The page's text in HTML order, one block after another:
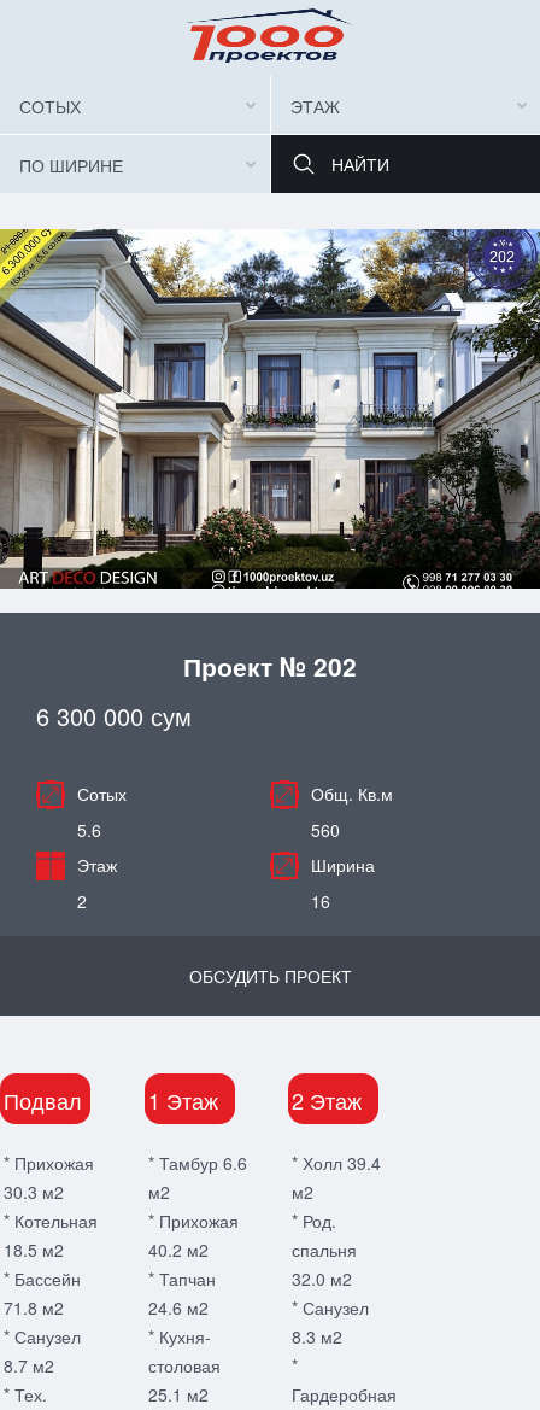
СОТЫХ ЭТАЖ
ПО ШИРИНЕ
Проект № 202
6 300 000 сум
Сотых
5.6
Общ. Кв.м
560
Этаж
2
Ширина
16
ОБСУДИТЬ ПРОЕКТ
Подвал
* Прихожая
30.3 м2
* Котельная
18.5 м2
* Бассейн
71.8 м2
* Санузел
8.7 м2
* Тех.
1 Этаж
* Тамбур 6.6
м2
* Прихожая
40.2 м2
* Тапчан
24.6 м2
* Кухня-
столовая
25.1 м2
2 Этаж
* Холл 39.4
м2
* Род.
спальня
32.0 м2
* Санузел
8.3 м2
*
Гардеробная